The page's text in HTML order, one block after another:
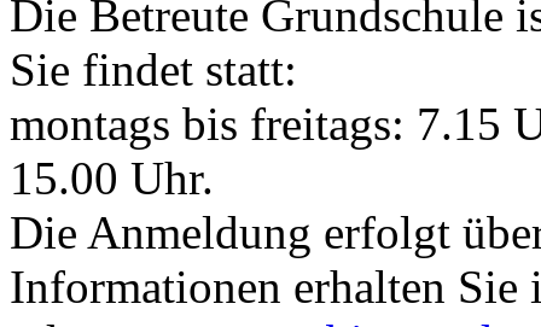
Die Betreute Grundschule
Sie findet statt:
montags bis freitags: 7.15
15.00 Uhr.
Die Anmeldung erfolgt
Informationen erhalten Sie